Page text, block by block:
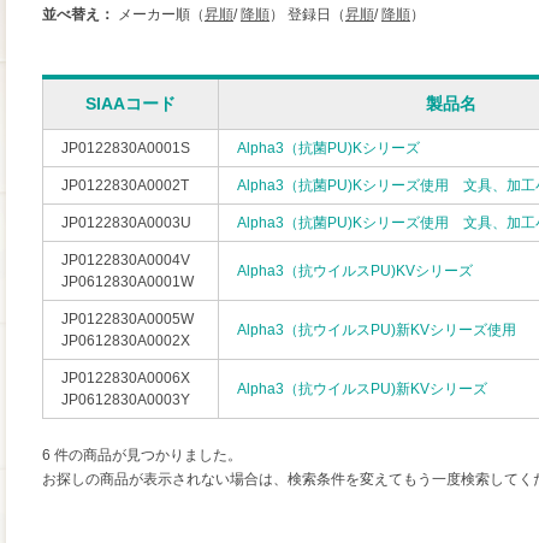
並べ替え： メーカー順（昇順/ 降順） 登録日（昇順/ 降順）
SIAAコード 製品名
JP0122830A0001S Alpha3（抗菌PU)Kシリーズ
JP0122830A0002T Alpha3（抗菌PU)Kシリーズ使用 文具、加工
JP0122830A0003U Alpha3（抗菌PU)Kシリーズ使用 文具、加工
JP0122830A0004V
JP0612830A0001W
Alpha3（抗ウイルスPU)KVシリーズ
JP0122830A0005W
JP0612830A0002X
Alpha3（抗ウイルスPU)新KVシリーズ使用
JP0122830A0006X
JP0612830A0003Y
Alpha3（抗ウイルスPU)新KVシリーズ
6 件の商品が見つかりました。
お探しの商品が表示されない場合は、検索条件を変えてもう一度検索してく